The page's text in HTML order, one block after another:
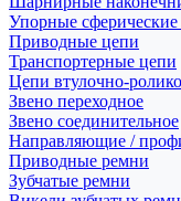
Упорные
Приводные цепи
Транспортерные цепи
Цепи втулочно-
Звено переходное
Звено соединительное
Направляющие /
Приводные ремни
Зубчатые ремни